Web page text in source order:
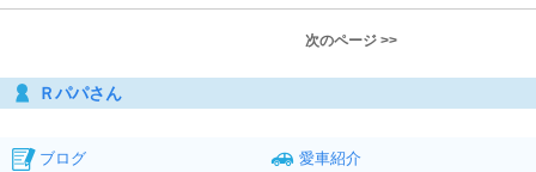
次のページ >>
Ｒパパさん
ブログ
愛車紹介